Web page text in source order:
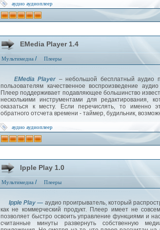
аудио аудиоплеер
EMedia Player 1.4
Мультимедиа / Плееры
EMedia Player – небольшой бесплатный аудио
пользователям качественное воспроизведение
Плеер поддерживает подавляющее большинство
несколькими инструментами для редактирования,
оказаться к месту. Если перечислять, то именно
обратного отсчета времени - таймер, будильник,
аудио аудиоплеер
Ipple Play 1.0
Мультимедиа / Плееры
Ipple Play — аудио проигрыватель, который
как не коммерческий продукт. Плеер имеет не
позволяет быстро освоить управление функциями и
считанные минуты развернуть собственную